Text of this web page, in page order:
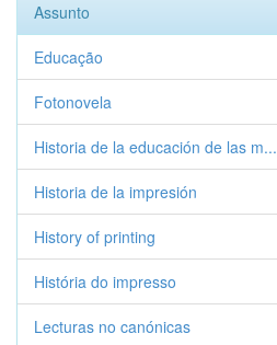
Assunto
Educação
Fotonovela
Historia de la educación de las m...
Historia de la impresión
History of printing
História do impresso
Lecturas no canónicas